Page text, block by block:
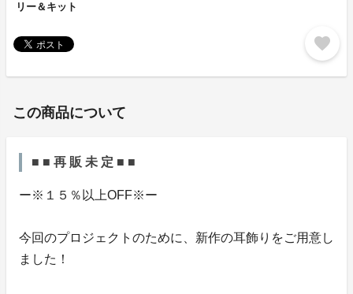
リー＆キット
favorite
この商品について
■ ■ 再 販 未 定 ■ ■
ー※１５％以上OFF※ー
今回のプロジェクトのために、新作の耳飾りをご用意し
ました！